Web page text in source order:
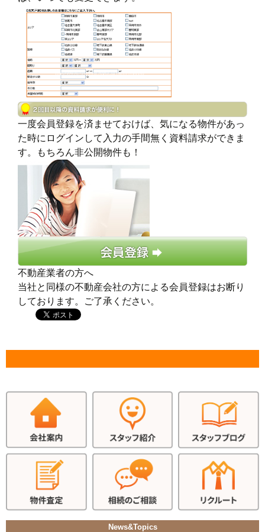
一度会員登録を済ませておけば、気になる物件があっ
た時にログインして入力の手間無く資料請求ができま
す。もちろん非公開物件も！
不動産業者の方へ
当社と同様の不動産会社の方による会員登録はお断り
しております。ご了承ください。
News&Topics